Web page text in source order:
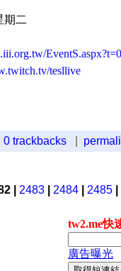
期二
tesllive
0 trackbacks
| 2483 2484 2485